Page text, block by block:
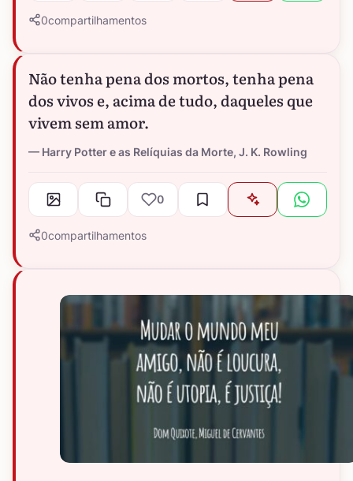
0compartilhamentos
Não tenha pena dos mortos, tenha pena
dos vivos e, acima de tudo, daqueles que
vivem sem amor.
Harry Potter e as Relíquias da Morte, J. K. Rowling
0
0compartilhamentos